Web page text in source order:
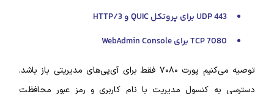
توصیه می‌کنیم پورت ۷۰۸۰ فقط برای آی‌پی‌های مدیریتی باز باشد.
کنسول مدیریت با نام کاربری و رمز عبور محافظت